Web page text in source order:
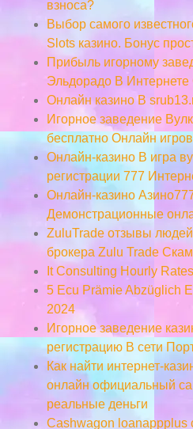
взноса?
Выбор самого
Slots казино. Бонус
Прибыль игорному
Эльдорадо В
Онлайн казино В
Игорное заведение
бесплатно Онлайн
Онлайн-казино В игра
регистрации 777
Онлайн-казино
Демонстрационные
ZuluTrade отзывы
брокера Zulu Trade
It Consulting Hourly
5 Ecu Prämie Abzüglich
2024
Игорное заведение
регистрацию В сети
Как найти интернет-
онлайн официальный
реальные деньги
Cashwagon loanappplus